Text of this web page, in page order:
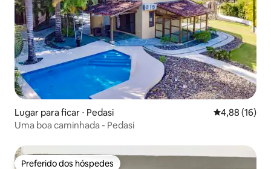
Lugar para ficar ⋅ Pedasi 4,88 de uma
4,88 (16)
Uma boa caminhada - Pedasi
Preferido dos hóspedes